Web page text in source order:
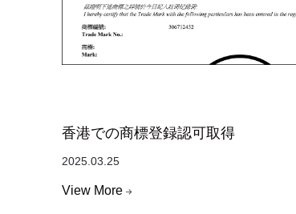
香港での商標登録認可取得
2025.03.25
View More